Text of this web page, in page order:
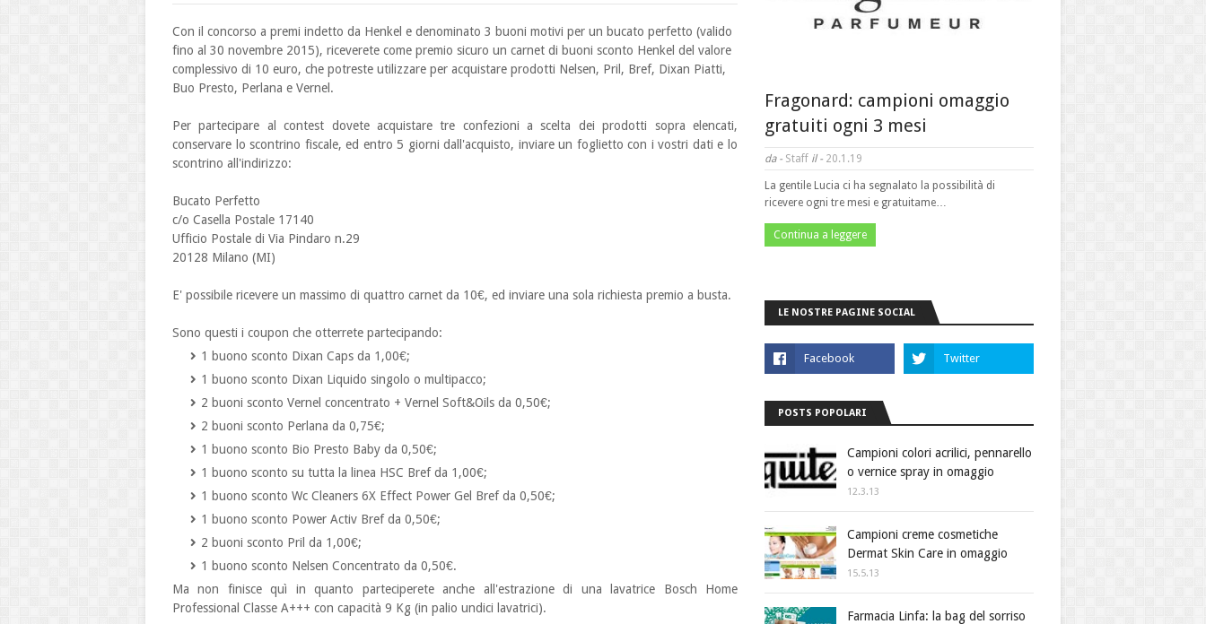
Con il concorso a premi indetto da Henkel e denominato 3 buoni motivi per un bucato perfetto (valido
fino al 30 novembre 2015), riceverete come premio sicuro un carnet di buoni sconto Henkel del valore
complessivo di 10 euro, che potreste utilizzare per acquistare prodotti Nelsen, Pril, Bref, Dixan Piatti,
Buo Presto, Perlana e Vernel.
Per partecipare al contest dovete acquistare tre confezioni a scelta dei prodotti sopra elencati,
conservare lo scontrino fiscale, ed entro 5 giorni dall'acquisto, inviare un foglietto con i vostri dati e lo
scontrino all'indirizzo:
Bucato Perfetto
c/o Casella Postale 17140
Ufficio Postale di Via Pindaro n.29
20128 Milano (MI)
E' possibile ricevere un massimo di quattro carnet da 10€, ed inviare una sola richiesta premio a busta.
Sono questi i coupon che otterrete partecipando:
1 buono sconto Dixan Caps da 1,00€;
1 buono sconto Dixan Liquido singolo o multipacco;
2 buoni sconto Vernel concentrato + Vernel Soft&Oils da 0,50€;
2 buoni sconto Perlana da 0,75€;
1 buono sconto Bio Presto Baby da 0,50€;
1 buono sconto su tutta la linea HSC Bref da 1,00€;
1 buono sconto Wc Cleaners 6X Effect Power Gel Bref da 0,50€;
1 buono sconto Power Activ Bref da 0,50€;
2 buoni sconto Pril da 1,00€;
1 buono sconto Nelsen Concentrato da 0,50€.
Ma non finisce quì in quanto parteciperete anche all'estrazione di una lavatrice Bosch Home
Professional Classe A+++ con capacità 9 Kg (in palio undici lavatrici).
Fragonard: campioni omaggio
gratuiti ogni 3 mesi
da - Staff il - 20.1.19
La gentile Lucia ci ha segnalato la possibilità di
ricevere ogni tre mesi e gratuitame…
Continua a leggere
LE NOSTRE PAGINE SOCIAL
POSTS POPOLARI
Campioni colori acrilici, pennarello
o vernice spray in omaggio
12.3.13
Campioni creme cosmetiche
Dermat Skin Care in omaggio
15.5.13
Farmacia Linfa: la bag del sorriso